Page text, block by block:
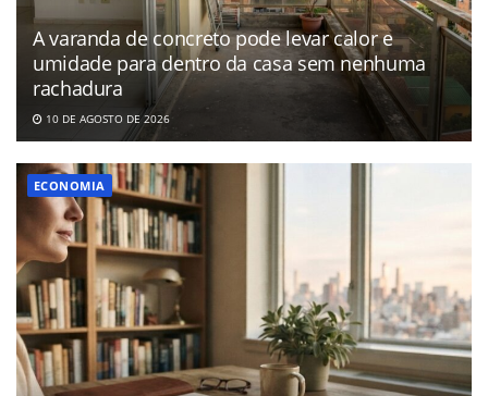
A varanda de concreto pode levar calor e
umidade para dentro da casa sem nenhuma
rachadura
10 DE AGOSTO DE 2026
ECONOMIA